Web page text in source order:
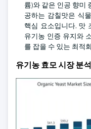
륨)와 같은 인공 향미
공하는 감칠맛은 식
핵심 요소입니다. 맛
유기농 인증 유지와
를 잡을 수 있는 최적
유기농 효모 시장 분석